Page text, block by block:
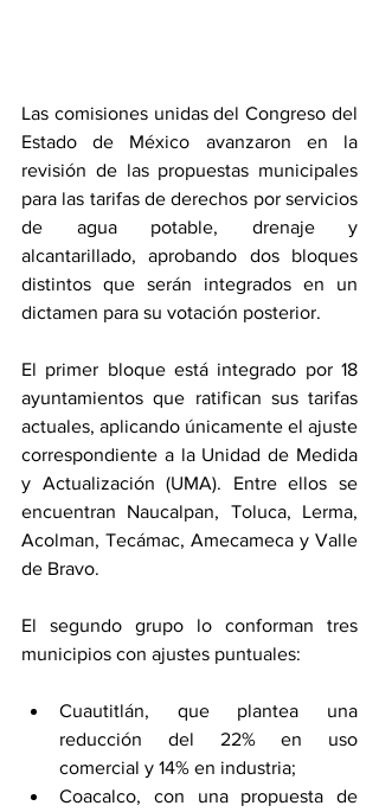
Las comisiones unidas del Congreso del
Estado de México avanzaron en la
revisión de las propuestas municipales
para las tarifas de derechos por servicios
de agua potable, drenaje y
alcantarillado, aprobando dos bloques
distintos que serán integrados en un
dictamen para su votación posterior.
El primer bloque está integrado por 18
ayuntamientos que ratifican sus tarifas
actuales, aplicando únicamente el ajuste
correspondiente a la Unidad de Medida
y Actualización (UMA). Entre ellos se
encuentran Naucalpan, Toluca, Lerma,
Acolman, Tecámac, Amecameca y Valle
de Bravo.
El segundo grupo lo conforman tres
municipios con ajustes puntuales:
Cuautitlán, que plantea una
reducción del 22% en uso
comercial y 14% en industria;
Coacalco, con una propuesta de